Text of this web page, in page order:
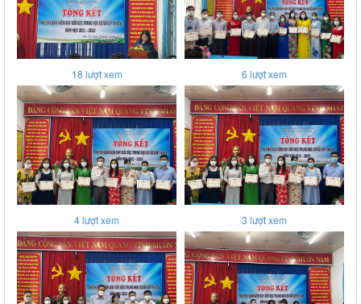
18 lượt xem 6 lượt xem
4lượt xem 3 lượt xem